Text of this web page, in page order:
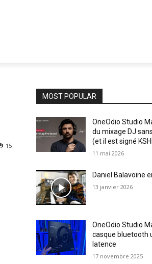
15
MOST POPULAR
OneOdio Studio
du mixage DJ
(et il est signé
11 mai 2026
Daniel Balavoine
13 janvier 2026
OneOdio Studio
casque bluetooth
latence
17 novembre 2025